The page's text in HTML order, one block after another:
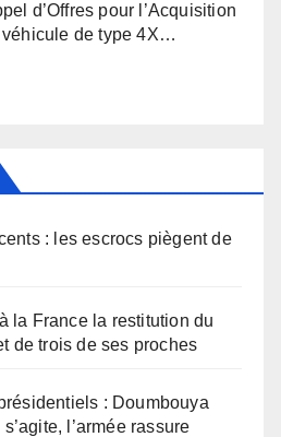
d’Offres pour l’Acquisition
véhicule de type 4X…
: les escrocs piègent de
la France la restitution du
de trois de ses proches
: Doumbouya
l’armée rassure